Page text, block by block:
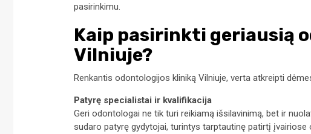
pasirinkimu.
Kaip pasirinkti geriausią
Vilniuje?
Renkantis odontologijos kliniką Vilniuje, verta atkreipti
Patyrę specialistai ir kvalifikacija
Geri odontologai ne tik turi reikiamą išsilavinimą, bet ir
sudaro patyrę gydytojai, turintys tarptautinę patirtį